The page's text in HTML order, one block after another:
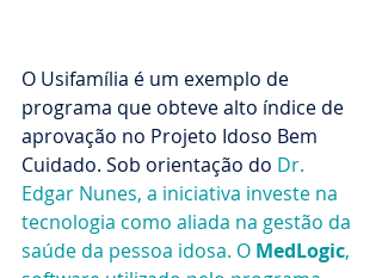
O Usifamília é um exemplo de
programa que obteve alto índice de
aprovação no Projeto Idoso Bem
Cuidado. Sob orientação do Dr.
Edgar Nunes, a iniciativa investe na
tecnologia como aliada na gestão da
saúde da pessoa idosa. O MedLogic,